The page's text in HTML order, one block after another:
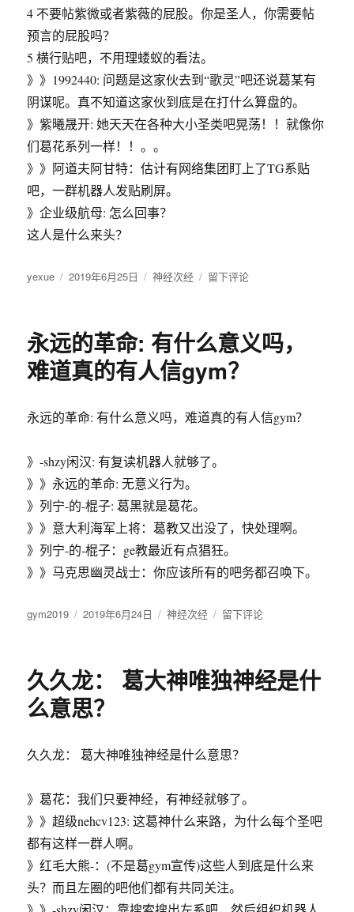
4 不要帖紫微或者紫薇的屁股。你是圣人，你需要帖
预言的屁股吗？
5 横行贴吧，不用理蝼蚁的看法。
》》1992440: 问题是这家伙去到“歌灵”吧还说葛某有
阴谋呢。真不知道这家伙到底是在打什么算盘的。
》紫曦晟开: 她天天在各种大小圣类吧晃荡！！就像你
们葛花系列一样！！。。
》》阿道夫阿甘特：估计有网络集团盯上了TG系贴
吧，一群机器人发贴刷屏。
》企业级航母: 怎么回事？
这人是什么来头？
作
yexue
发
2019年6月25日
分
神经次经
于
周
言：
愚
到
称
都
吧
友
留下评论
永远的革命: 有什么意义吗，
难道真的有人信gym？
永远的革命: 有什么意义吗，难道真的有人信gym？
》-shzy闲汉: 有复读机器人就够了。
》》永远的革命: 无意义行为。
》列宁-的-棍子: 葛黑就是葛花。
》》意大利海军上将：葛教又出没了，快处理啊。
》列宁-的-棍子：ge教最近有点猖狂。
》》马克思幽灵战士：你应该所有的吧务都召唤下。
作
gym2019
发
2019年6月24日
分
神经次经
于
革
么
意
吗，
道
的
有
人
留下评论
久久龙： 葛大神唯独神经是什
么意思？
久久龙： 葛大神唯独神经是什么意思？
》葛花：我们只要神经，有神经就够了。
》》超级nehcv123: 这葛神什么来路，为什么每个圣吧
都有这样一群人啊。
》红毛大熊-：(不是葛gym宣传)这些人到底是什么来
头？而且左圈的吧他们都有共同关注。